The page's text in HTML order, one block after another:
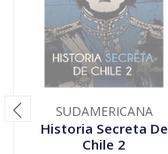
SUDAMERICANA
Historia Secreta De
Chile 2